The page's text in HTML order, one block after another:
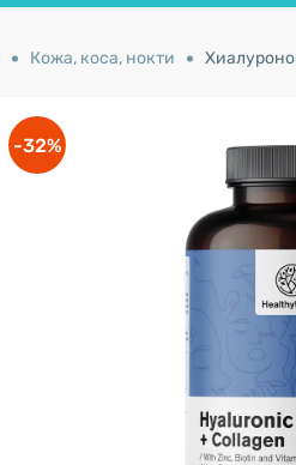
Кожа, коса, нокти
-32%